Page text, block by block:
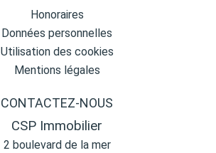
Honoraires
Données personnelles
Utilisation des cookies
Mentions légales
CONTACTEZ-NOUS
CSP Immobilier
2 boulevard de la mer